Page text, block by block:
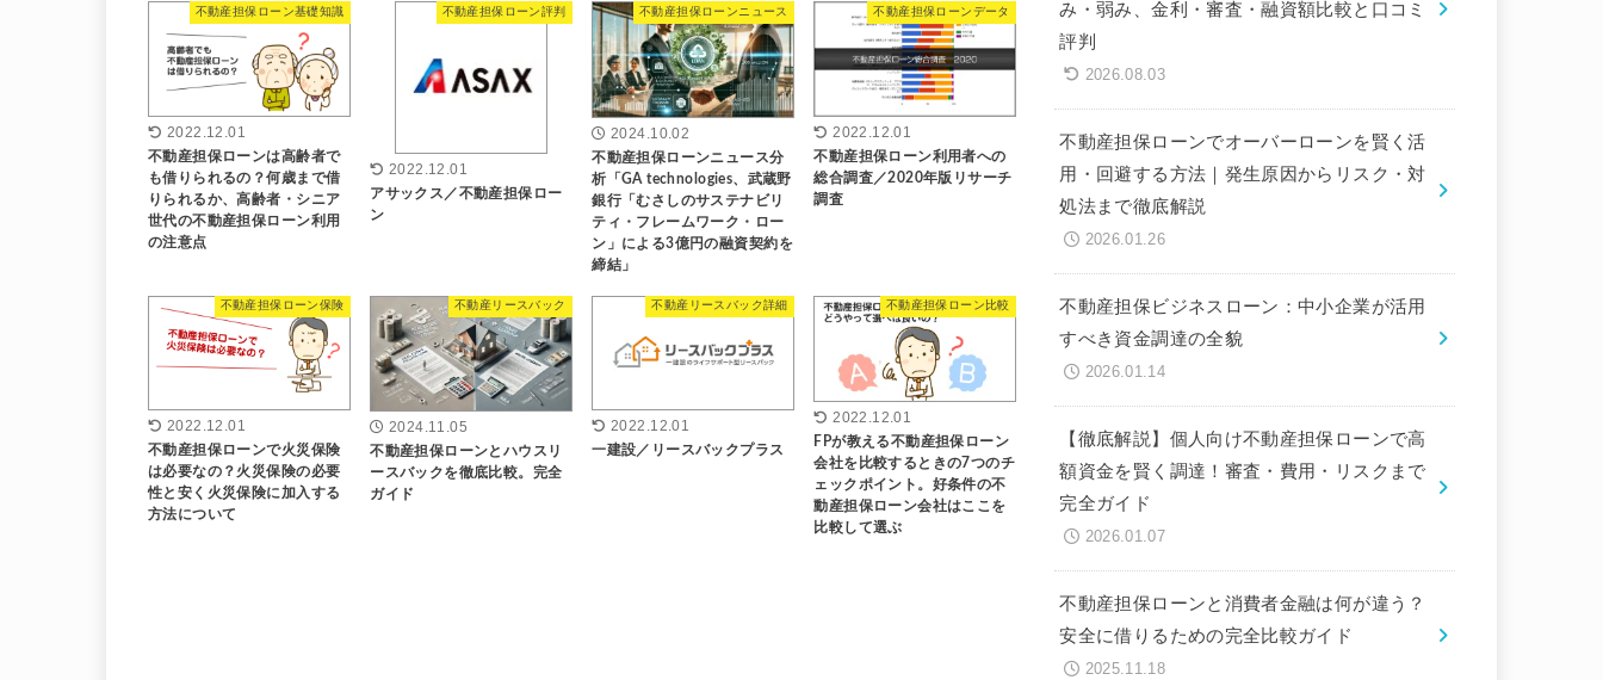
不動産担保ローン基礎知識
2022.12.01
不動産担保ローンは高齢者で
も借りられるの？何歳まで借
りられるか、高齢者・シニア
世代の不動産担保ローン利用
の注意点
不動産担保ローン評判
2022.12.01
アサックス／不動産担保ロー
ン
不動産担保ローンニュース
2024.10.02
不動産担保ローンニュース分
析「GA technologies、武蔵野
銀行「むさしのサステナビリ
ティ・フレームワーク・ロー
ン」による3億円の融資契約を
締結」
不動産担保ローンデータ
2022.12.01
不動産担保ローン利用者への
総合調査／2020年版リサーチ
調査
不動産担保ローン保険
2022.12.01
不動産担保ローンで火災保険
は必要なの？火災保険の必要
性と安く火災保険に加入する
方法について
不動産リースバック
2024.11.05
不動産担保ローンとハウスリ
ースバックを徹底比較。完全
ガイド
不動産リースバック詳細
2022.12.01
一建設／リースバックプラス
不動産担保ローン比較
2022.12.01
FPが教える不動産担保ローン
会社を比較するときの7つのチ
ェックポイント。好条件の不
動産担保ローン会社はここを
比較して選ぶ
み・弱み、金利・審査・融資額比較と口コミ
評判
2026.08.03
不動産担保ローンでオーバーローンを賢く活
用・回避する方法｜発生原因からリスク・対
処法まで徹底解説
2026.01.26
不動産担保ビジネスローン：中小企業が活用
すべき資金調達の全貌
2026.01.14
【徹底解説】個人向け不動産担保ローンで高
額資金を賢く調達！審査・費用・リスクまで
完全ガイド
2026.01.07
不動産担保ローンと消費者金融は何が違う？
安全に借りるための完全比較ガイド
2025.11.18